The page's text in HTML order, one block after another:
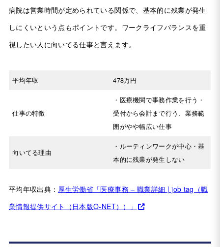
病院は営業時間が定められている関係で、基本的に残業が発生
しにくいという点もポイントです。ワークライフバランスを重
視したい人に向いてる仕事と言えます。
平均年収 478万円
仕事の特徴
・医療機関で事務作業を行う・
受付から会計まで行う、業務範
囲がやや幅広い仕事
向いてる理由
・ルーティンワークが中心・基
本的に残業が発生しない
平均年収出典： 厚生労働省「医療事務 – 職業詳細 | job tag（職
業情報提供サイト（日本版O-NET））」